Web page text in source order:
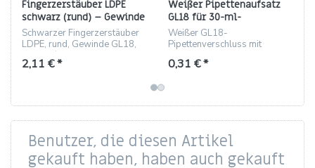
Fingerzerstäuber LDPE
schwarz (rund) – Gewinde
GL18
Schwarzer Fingerzerstäuber
LDPE, rund, Gewinde GL18,
0,14 ml/Hub
2,11 € *
Weißer Pipettenaufsatz
GL18 für 30-ml-
Tropfflasche
Weißer GL18-
Pipettenverschluss mit
ml-Tropfflaschen, für
0,31 € *
Benutzer, die diesen Artikel
gekauft haben, haben auch gekauft